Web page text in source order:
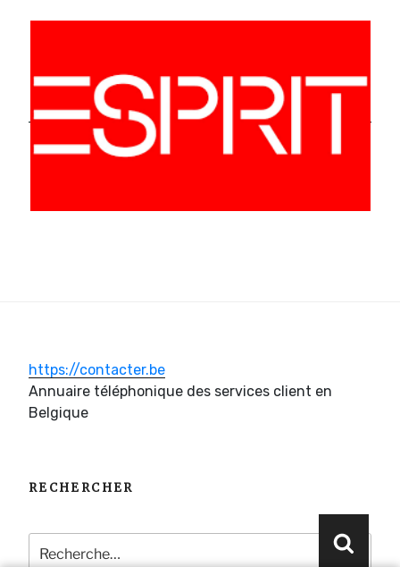
https://contacter.be
Annuaire téléphonique des services client en
Belgique
RECHERCHER
Recherche
pour